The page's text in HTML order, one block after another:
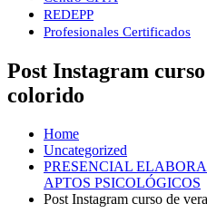
REDEPP
Profesionales Certificados
Post Instagram
colorido
Home
Uncategorized
PRESENCIAL
APTOS PSICOLÓGICOS
Post Instagram curso de